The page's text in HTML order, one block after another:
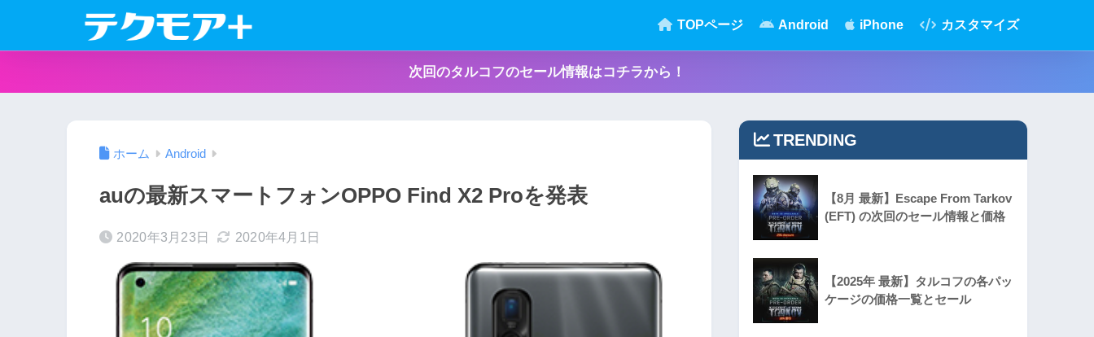
TOPページ Android iPhone カスタマイズ
次回のタルコフのセール情報はコチラから！
ホーム Android
auの最新スマートフォンOPPO Find X2 Proを発表
2020年3月23日 2020年4月1日
TRENDING
【8月 最新】Escape From Tarkov
(EFT) の次回のセール情報と価格
【2025年 最新】タルコフの各パッ
ケージの価格一覧とセール